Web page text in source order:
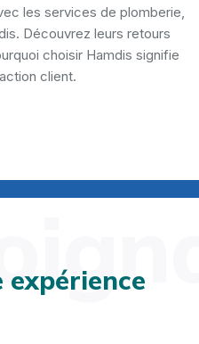
les services de plomberie,
Découvrez leurs retours
choisir Hamdis signifie
client.